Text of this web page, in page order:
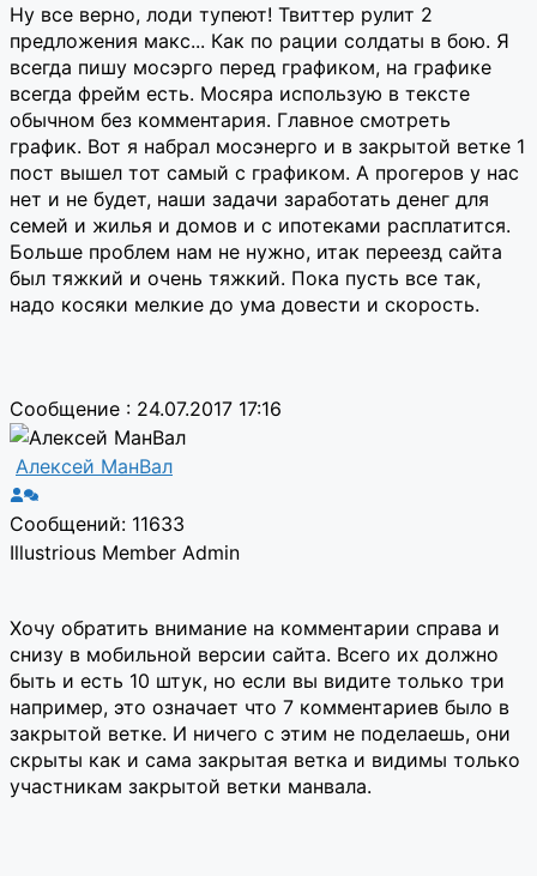
Ну все верно, лоди тупеют! Твиттер рулит 2
предложения макс... Как по рации солдаты в бою. Я
всегда пишу мосэрго перед графиком, на графике
всегда фрейм есть. Мосяра использую в тексте
обычном без комментария. Главное смотреть
график. Вот я набрал мосэнерго и в закрытой ветке 1
пост вышел тот самый с графиком. А прогеров у нас
нет и не будет, наши задачи заработать денег для
семей и жилья и домов и с ипотеками расплатится.
Больше проблем нам не нужно, итак переезд сайта
был тяжкий и очень тяжкий. Пока пусть все так,
надо косяки мелкие до ума довести и скорость.
Сообщение : 24.07.2017 17:16
Алексей МанВал
Сообщений: 11633
Illustrious Member Admin
Хочу обратить внимание на комментарии справа и
снизу в мобильной версии сайта. Всего их должно
быть и есть 10 штук, но если вы видите только три
например, это означает что 7 комментариев было в
закрытой ветке. И ничего с этим не поделаешь, они
скрыты как и сама закрытая ветка и видимы только
участникам закрытой ветки манвала.